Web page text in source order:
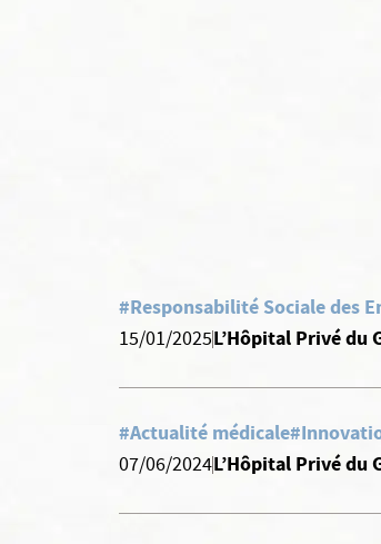
#Responsabilité Sociale des
15/01/2025L’Hôpital Privé du
#Actualité médicale
07/06/2024L’Hôpital Privé du